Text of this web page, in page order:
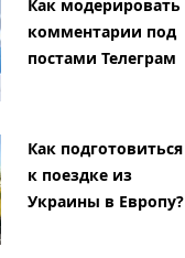
Как модерировать
комментарии под
постами Телеграм
Как подготовиться
к поездке из
Украины в Европу?